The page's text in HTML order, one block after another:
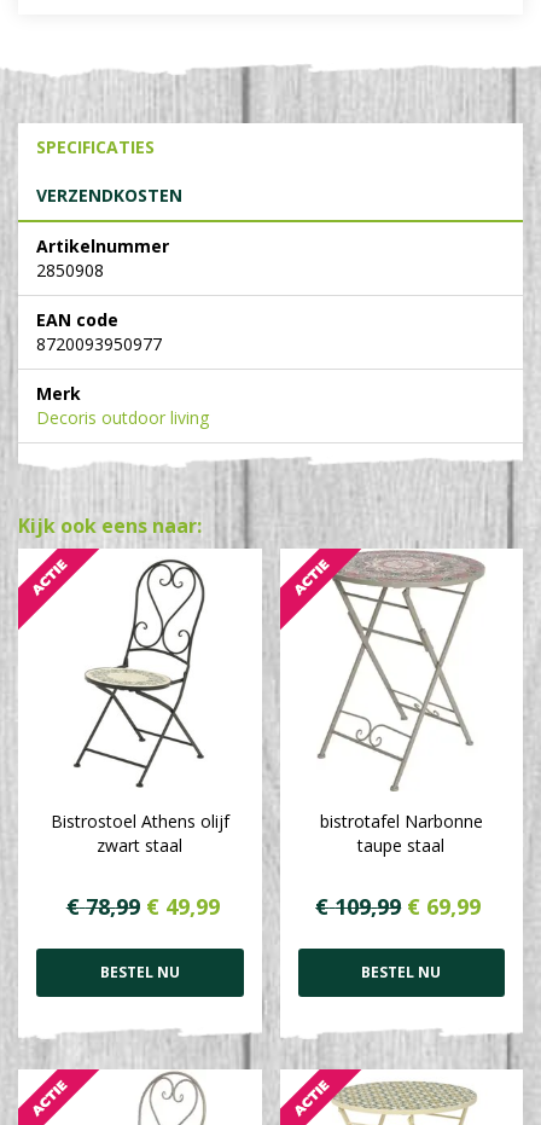
SPECIFICATIES
VERZENDKOSTEN
Artikelnummer
2850908
EAN code
8720093950977
Merk
Decoris outdoor living
Kijk ook eens naar:
Bistrostoel Athens olijf
zwart staal
€ 78,99 € 49,99
BESTEL NU
bistrotafel Narbonne
taupe staal
€ 109,99 € 69,99
BESTEL NU